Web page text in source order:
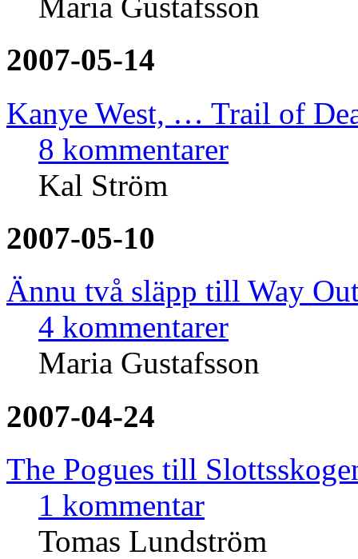
Maria Gustafsson
2007-05-14
Kanye West, … Trail of
8 kommentarer
Kal Ström
2007-05-10
Ännu två släpp till Way
4 kommentarer
Maria Gustafsson
2007-04-24
The Pogues till
1 kommentar
Tomas Lundström